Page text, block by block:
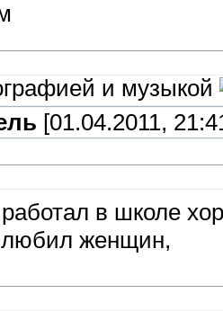
и музыкой
[01.04.2011,
в школе
любил женщин,